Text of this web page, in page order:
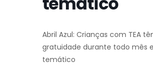
Abril Azul: Crianças com TEA
gratuidade durante todo mês
temático